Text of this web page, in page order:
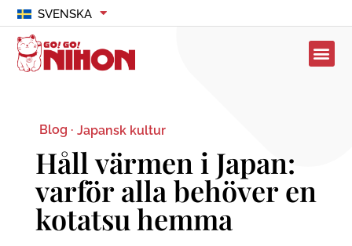
SVENSKA
Blog · Japansk kultur
Håll värmen i Japan:
varför alla behöver en
kotatsu hemma